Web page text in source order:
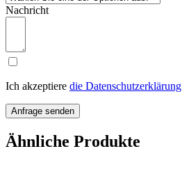
Nachricht
Ich akzeptiere die Datenschutzerklärung
Anfrage senden
Ähnliche Produkte